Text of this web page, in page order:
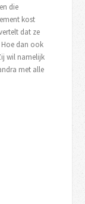
die
kost
dat ze
dan ook
wil namelijk
met alle